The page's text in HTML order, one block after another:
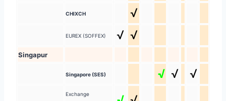
CHIXCH √
EUREX (SOFFEX) √ √
Singapur
Singapore (SES) √ √ √
Exchange